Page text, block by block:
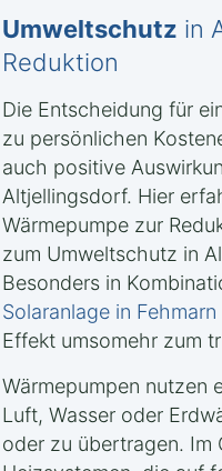
Umweltschutz in
Reduktion
Die Entscheidung für
zu persönlichen
auch positive
Altjellingsdorf. Hier
Wärmepumpe zur
zum Umweltschutz in
Besonders in
Solaranlage in
Effekt umsomehr zum
Wärmepumpen nutzen
Luft, Wasser oder
oder zu übertragen. Im